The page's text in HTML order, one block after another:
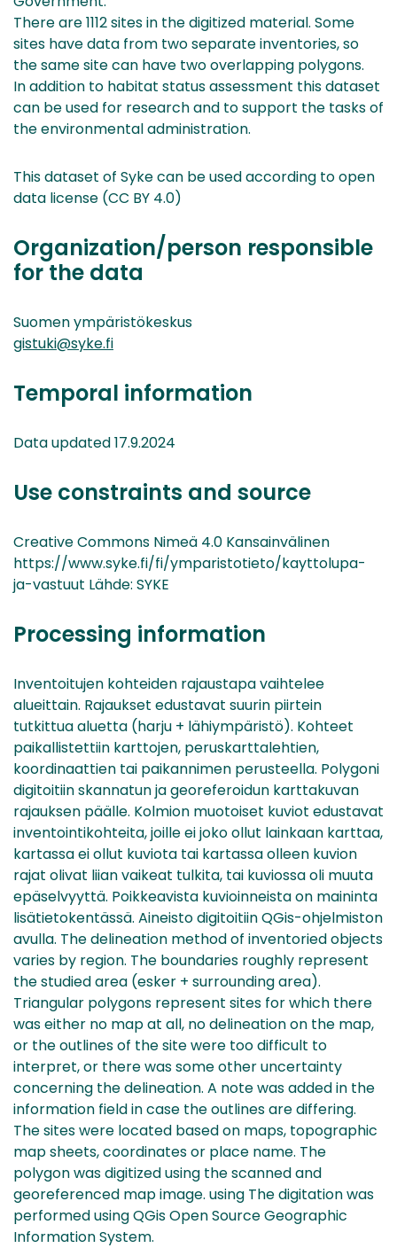
There are 1112 sites in the digitized material. Some
sites have data from two separate inventories, so
the same site can have two overlapping polygons.
In addition to habitat status assessment this dataset
can be used for research and to support the tasks of
the environmental administration.
This dataset of Syke can be used according to open
data license (CC BY 4.0)
Organization/person responsible
for the data
Suomen ympäristökeskus
gistuki@syke.fi
Temporal information
Data updated 17.9.2024
Use constraints and source
Creative Commons Nimeä 4.0 Kansainvälinen
https://www.syke.fi/fi/ymparistotieto/kayttolupa-
ja-vastuut Lähde: SYKE
Processing information
Inventoitujen kohteiden rajaustapa vaihtelee
alueittain. Rajaukset edustavat suurin piirtein
tutkittua aluetta (harju + lähiympäristö). Kohteet
paikallistettiin karttojen, peruskarttalehtien,
koordinaattien tai paikannimen perusteella. Polygoni
digitoitiin skannatun ja georeferoidun karttakuvan
rajauksen päälle. Kolmion muotoiset kuviot edustavat
inventointikohteita, joille ei joko ollut lainkaan karttaa,
kartassa ei ollut kuviota tai kartassa olleen kuvion
rajat olivat liian vaikeat tulkita, tai kuviossa oli muuta
epäselvyyttä. Poikkeavista kuvioinneista on maininta
lisätietokentässä. Aineisto digitoitiin QGis-ohjelmiston
avulla. The delineation method of inventoried objects
varies by region. The boundaries roughly represent
the studied area (esker + surrounding area).
Triangular polygons represent sites for which there
was either no map at all, no delineation on the map,
or the outlines of the site were too difficult to
interpret, or there was some other uncertainty
concerning the delineation. A note was added in the
information field in case the outlines are differing.
The sites were located based on maps, topographic
map sheets, coordinates or place name. The
polygon was digitized using the scanned and
georeferenced map image. using The digitation was
performed using QGis Open Source Geographic
Information System.